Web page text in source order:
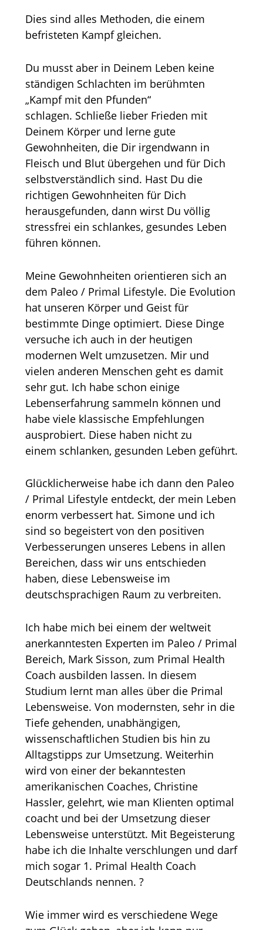
Dies sind alles Methoden, die einem
befristeten Kampf gleichen.
Du musst aber in Deinem Leben keine
ständigen Schlachten im berühmten
„Kampf mit den Pfunden“
schlagen. Schließe lieber Frieden mit
Deinem Körper und lerne gute
Gewohnheiten, die Dir irgendwann in
Fleisch und Blut übergehen und für Dich
selbstverständlich sind. Hast Du die
richtigen Gewohnheiten für Dich
herausgefunden, dann wirst Du völlig
stressfrei ein schlankes, gesundes Leben
führen können.
Meine Gewohnheiten orientieren sich an
dem Paleo / Primal Lifestyle. Die Evolution
hat unseren Körper und Geist für
bestimmte Dinge optimiert. Diese Dinge
versuche ich auch in der heutigen
modernen Welt umzusetzen. Mir und
vielen anderen Menschen geht es damit
sehr gut. Ich habe schon einige
Lebenserfahrung sammeln können und
habe viele klassische Empfehlungen
ausprobiert. Diese haben nicht zu
einem schlanken, gesunden Leben geführt.
Glücklicherweise habe ich dann den Paleo
/ Primal Lifestyle entdeckt, der mein Leben
enorm verbessert hat. Simone und ich
sind so begeistert von den positiven
Verbesserungen unseres Lebens in allen
Bereichen, dass wir uns entschieden
haben, diese Lebensweise im
deutschsprachigen Raum zu verbreiten.
Ich habe mich bei einem der weltweit
anerkanntesten Experten im Paleo / Primal
Bereich, Mark Sisson, zum Primal Health
Coach ausbilden lassen. In diesem
Studium lernt man alles über die Primal
Lebensweise. Von modernsten, sehr in die
Tiefe gehenden, unabhängigen,
wissenschaftlichen Studien bis hin zu
Alltagstipps zur Umsetzung. Weiterhin
wird von einer der bekanntesten
amerikanischen Coaches, Christine
Hassler, gelehrt, wie man Klienten optimal
coacht und bei der Umsetzung dieser
Lebensweise unterstützt. Mit Begeisterung
habe ich die Inhalte verschlungen und darf
mich sogar 1. Primal Health Coach
Deutschlands nennen. ?
Wie immer wird es verschiedene Wege